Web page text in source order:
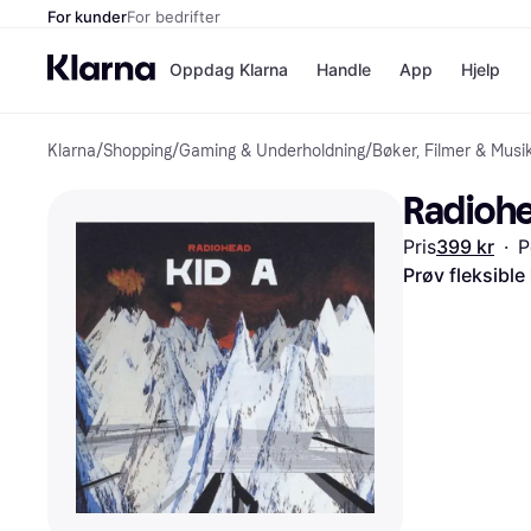
For kunderFor bedrifter
Oppdag Klarna
Betal nå
Betal i 3
Betal innen
Finansiering
Handle
Butikker
App Hjelp
Klarna/Shopping/Gaming & Underholdning/Bøker, Filmer &
Pris399 kr ·
Prøv